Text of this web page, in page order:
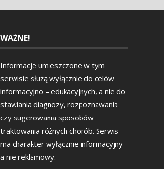
WAŻNE!
Informacje umieszczone w tym
serwisie służą wyłącznie do celów
informacyjno – edukacyjnych, a nie do
stawiania diagnozy, rozpoznawania
czy sugerowania sposobów
traktowania różnych chorób. Serwis
ma charakter wyłącznie informacyjny
a nie reklamowy.